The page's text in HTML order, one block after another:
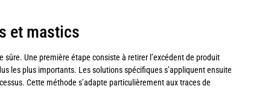
et mastics
Une première étape consiste à retirer l’excédent de produit
les plus importants. Les solutions spécifiques s’appliquent ensuite
Cette méthode s’adapte particulièrement aux traces de